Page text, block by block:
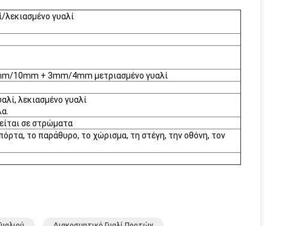
λεκιασμένο γυαλί
10mm + 3mm/4mm μετριασμένο γυαλί
λεκιασμένο γυαλί
σε στρώματα
το παράθυρο, το χώρισμα, τη στέγη, την οθόνη, τον